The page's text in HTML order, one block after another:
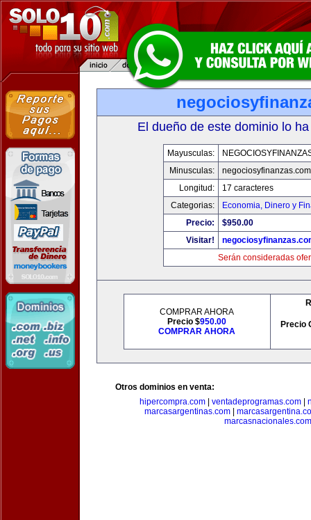
El dueño de este dominio lo
Mayusculas:
Minusculas:
negociosyfinanzas.com
Longitud:
17 caracteres
Categorias:
Economia, Dinero y
Precio:
$950.00
Visitar!
Serán consideradas
COMPRAR AHORA
Precio $950.00
COMPRAR AHORA
Precio
Otros dominios en venta:
hipercompra.com
ventadeprogramas.com
marcasargentinas.com
marcasnacionales.com